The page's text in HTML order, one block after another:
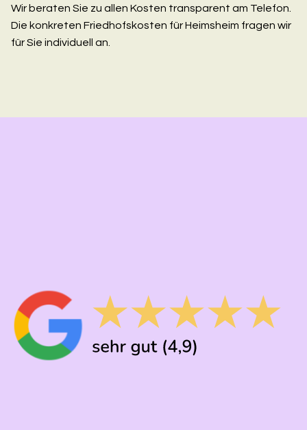
Wir beraten Sie zu allen Kosten transparent am Telefon.
Die konkreten Friedhofskosten für Heimsheim fragen wir
für Sie individuell an.